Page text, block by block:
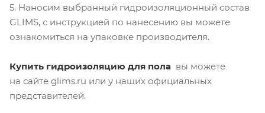
5. Наносим выбранный гидроизоляционный состав
GLIMS, с инструкцией по нанесению вы можете
ознакомиться на упаковке производителя.
Купить гидроизоляцию для пола вы можете
на сайте glims.ru или у наших официальных
представителей.